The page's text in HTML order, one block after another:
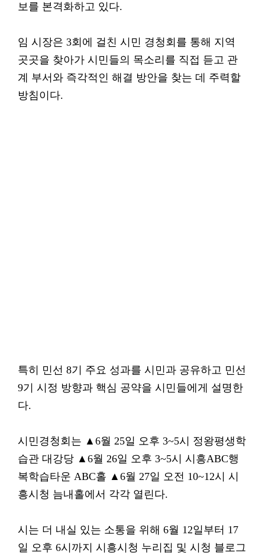
보를 본격화하고 있다.
임 시장은 3회에 걸친 시민 경청회를 통해 지역
곳곳을 찾아가 시민들의 목소리를 직접 듣고 관
계 부서와 즉각적인 해결 방안을 찾는 데 주력할
방침이다.
특히 민선 8기 주요 성과를 시민과 공유하고 민선
9기 시정 방향과 핵심 공약을 시민들에게 설명한
다.
시민경청회는 ▲6월 25일 오후 3~5시 정왕평생학
습관 대강당 ▲6월 26일 오후 3~5시 시흥ABC행
복학습타운 ABC홀 ▲6월 27일 오전 10~12시 시
흥시청 늠내홀에서 각각 열린다.
시는 더 내실 있는 소통을 위해 6월 12일부터 17
일 오후 6시까지 시흥시청 누리집 및 시청 블로그